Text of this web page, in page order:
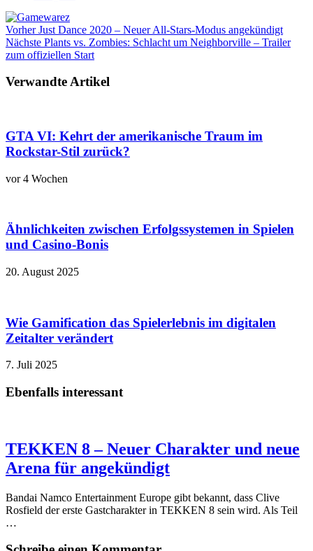
VorherJust Dance 2020 – Neuer All-Stars-Modus angekündigt
Nächste Plants vs. Zombies: Schlacht um Neighborville – Trailer
zum offiziellen Start
Verwandte Artikel
GTA VI: Kehrt der amerikanische Traum im
Rockstar-Stil zurück?
vor 4 Wochen
Ähnlichkeiten zwischen Erfolgssystemen in Spielen
und Casino‑Bonis
20. August 2025
Wie Gamification das Spielerlebnis im digitalen
Zeitalter verändert
7. Juli 2025
Ebenfalls interessant
TEKKEN 8 – Neuer Charakter und neue
Arena für angekündigt
Bandai Namco Entertainment Europe gibt bekannt, dass Clive
Rosfield der erste Gastcharakter in TEKKEN 8 sein wird. Als Teil
…